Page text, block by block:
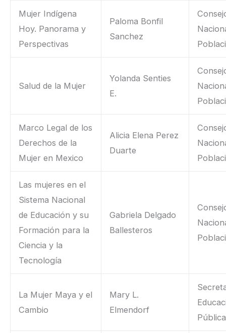
Mujer Indígena
Hoy. Panorama y
Perspectivas
Paloma Bonfil
Sanchez
Salud de la Mujer
Yolanda Senties
E.
Marco Legal de los
Derechos de la
Mujer en Mexico
Alicia Elena Perez
Duarte
Las mujeres en el
Sistema Nacional
de Educación y su
Formación para la
Ciencia y la
Tecnología
Gabriela Delgado
Ballesteros
La Mujer Maya y el
Cambio
Mary L.
Elmendorf
Pública